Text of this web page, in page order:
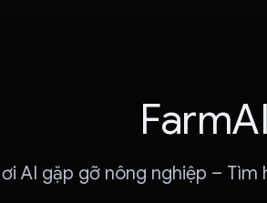
FarmAI
AI gặp gỡ nông nghiệp –